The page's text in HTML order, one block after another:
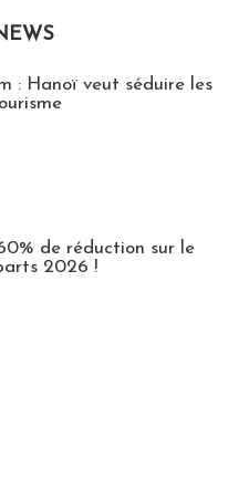
: Hanoï veut séduire les
de réduction sur le
2026 !